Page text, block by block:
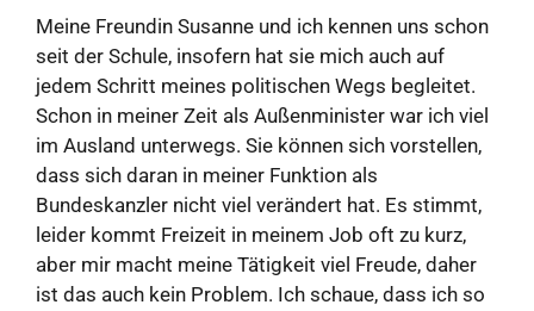
Meine Freundin Susanne und ich kennen uns schon
seit der Schule, insofern hat sie mich auch auf
jedem Schritt meines politischen Wegs begleitet.
Schon in meiner Zeit als Außenminister war ich viel
im Ausland unterwegs. Sie können sich vorstellen,
dass sich daran in meiner Funktion als
Bundeskanzler nicht viel verändert hat. Es stimmt,
leider kommt Freizeit in meinem Job oft zu kurz,
aber mir macht meine Tätigkeit viel Freude, daher
ist das auch kein Problem. Ich schaue, dass ich so